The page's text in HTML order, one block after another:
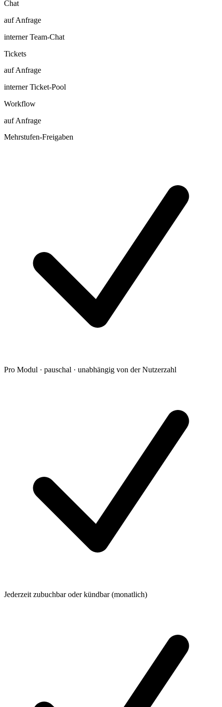
Chat
auf Anfrage
interner Team-Chat
Tickets
auf Anfrage
interner Ticket-Pool
Workflow
auf Anfrage
Mehrstufen-Freigaben
Pro Modul · pauschal · unabhängig von der Nutzerzahl
Jederzeit zubuchbar oder kündbar (monatlich)